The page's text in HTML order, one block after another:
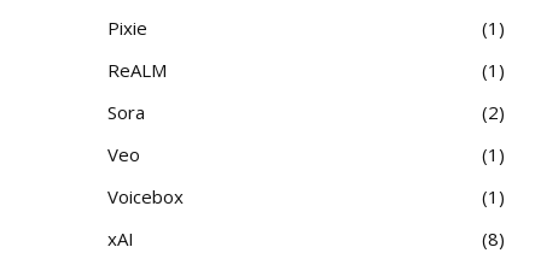
Pixie
1
ReALM
1
Sora
2
Veo
1
Voicebox
1
xAI
8